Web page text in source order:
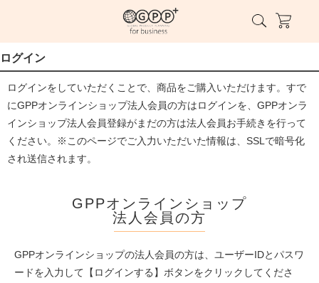
ログイン
ログインをしていただくことで、商品をご購入いただけます。すで
にGPPオンラインショップ法人会員の方はログインを、GPPオンラ
インショップ法人会員登録がまだの方は法人会員お手続きを行って
ください。※このページでご入力いただいた情報は、SSLで暗号化
され送信されます。
GPPオンラインショップ
法人会員の方
GPPオンラインショップの法人会員の方は、ユーザーIDとパスワ
ードを入力して【ログインする】ボタンをクリックしてくださ